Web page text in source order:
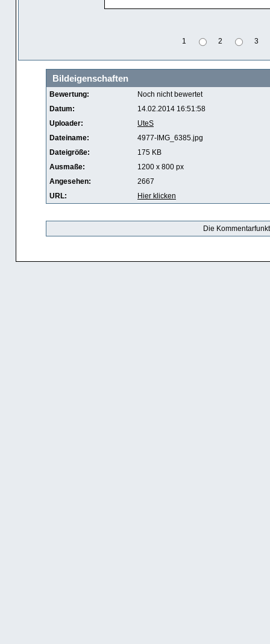
1 2 3
Bildeigenschaften
Bewertung:
Noch nicht bewertet
Datum:
14.02.2014 16:51:58
Uploader:
UteS
Dateiname:
4977-IMG_6385.jpg
Dateigröße:
175 KB
Ausmaße:
1200 x 800 px
Angesehen:
2667
URL:
Hier klicken
Die